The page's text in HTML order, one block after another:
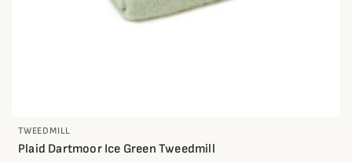
TWEEDMILL
Plaid Dartmoor Ice Green Tweedmill